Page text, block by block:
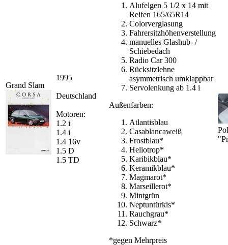
Grand Slam
1995
Deutschland
Motoren:
1.2 i
1.4 i
1.4 16v
1.5 D
1.5 TD
Alufelgen 5 1/2 x 14 mit
Reifen 165/65R14
Colorverglasung
Fahrersitzhöhenverstellung
manuelles Glashub- /
Schiebedach
Radio Car 300
Rücksitzlehne
asymmetrisch umklappbar
Servolenkung ab 1.4 i
Außenfarben:
Atlantisblau
Casablancaweiß
Frostblau*
Heliotrop*
Karibikblau*
Keramikblau*
Magmarot*
Marseillerot*
Mintgrün
Neptuntürkis*
Rauchgrau*
Schwarz*
*gegen Mehrpreis